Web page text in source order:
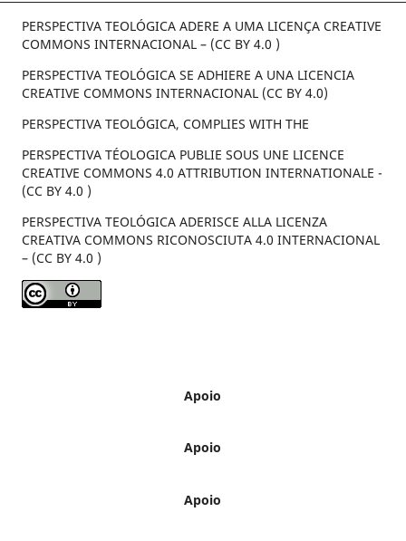
PERSPECTIVA TEOLÓGICA ADERE A UMA LICENÇA CREATIVE
COMMONS INTERNACIONAL – (CC BY 4.0 )
PERSPECTIVA TEOLÓGICA SE ADHIERE A UNA LICENCIA
CREATIVE COMMONS INTERNACIONAL (CC BY 4.0)
PERSPECTIVA TEOLÓGICA, COMPLIES WITH THE
PERSPECTIVA TÉOLOGICA PUBLIE SOUS UNE LICENCE
CREATIVE COMMONS 4.0 ATTRIBUTION INTERNATIONALE -
(CC BY 4.0 )
PERSPECTIVA TEOLÓGICA ADERISCE ALLA LICENZA
CREATIVA COMMONS RICONOSCIUTA 4.0 INTERNACIONAL
– (CC BY 4.0 )
Apoio
Apoio
Apoio